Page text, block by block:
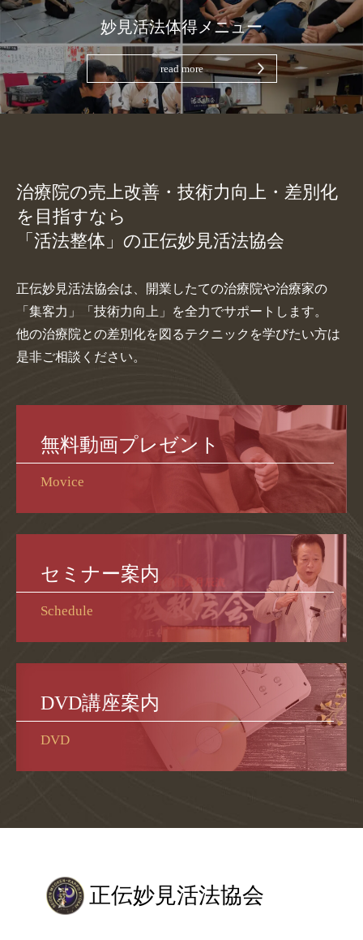
妙見活法体得メニュー
read more
治療院の売上改善・技術力向上・差別化
を目指すなら
「活法整体」の正伝妙見活法協会
正伝妙見活法協会は、開業したての治療院や治療家の
「集客力」「技術力向上」を全力でサポートします。
他の治療院との差別化を図るテクニックを学びたい方は
是非ご相談ください。
無料動画プレゼント
Movice
セミナー案内
Schedule
DVD講座案内
DVD
正伝妙見活法協会